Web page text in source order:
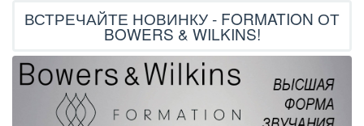
ВСТРЕЧАЙТЕ НОВИНКУ - FORMATION ОТ
BOWERS & WILKINS!